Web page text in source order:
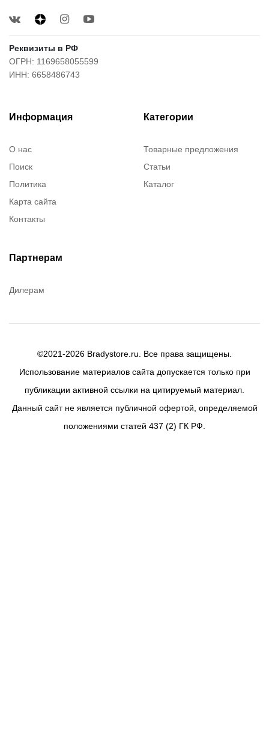
Реквизиты в РФ
ОГРН: 1169658055599
ИНН: 6658486743
Информация
О нас
Поиск
Политика
Карта сайта
Контакты
Категории
Товарные предложения
Статьи
Каталог
Партнерам
Дилерам
©2021-2026 Bradystore.ru. Все права защищены.
Использование материалов сайта допускается только при
публикации активной ссылки на цитируемый материал.
Данный сайт не является публичной офертой, определяемой
положениями статей 437 (2) ГК РФ.